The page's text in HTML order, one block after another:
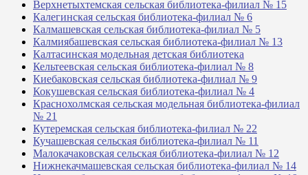
Верхнетыхтемская сельская библиотека-филиал № 15
Калегинская сельская библиотека-филиал № 6
Калмашевская сельская библиотека-филиал № 5
Калмиябашевская сельская библиотека-филиал № 13
Калтасинская модельная детская библиотека
Кельтеевская сельская библиотека-филиал № 8
Киебаковская сельская библиотека-филиал № 9
Кокушевская сельская библиотека-филиал № 4
Краснохолмская сельская модельная библиотека-филиал
№ 21
Кутеремская сельская библиотека-филиал № 22
Кучашевская сельская библиотека-филиал № 11
Малокачаковская сельская библиотека-филиал № 12
Нижнекачмашевская сельская библиотека-филиал № 14